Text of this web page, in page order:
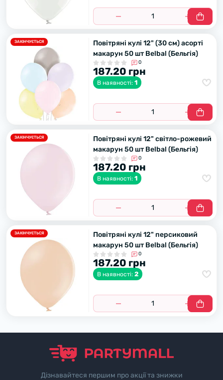
ЗАКІНЧУЄТЬСЯ
Повітряні кулі 12" (30 см) асорті
макарун 50 шт Belbal (Бельгія)
0
187.20 грн
В наявності: 1
ЗАКІНЧУЄТЬСЯ
Повітряні кулі 12" світло-рожевий
макарун 50 шт Belbal (Бельгія)
0
187.20 грн
В наявності: 1
ЗАКІНЧУЄТЬСЯ
Повітряні кулі 12" персиковий
макарун 50 шт Belbal (Бельгія)
0
187.20 грн
В наявності: 2
Дізнавайтеся першим про акції та знижки